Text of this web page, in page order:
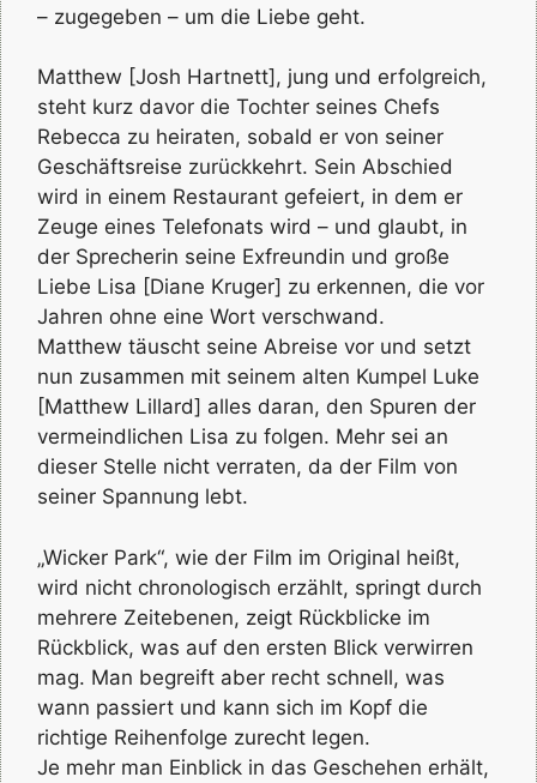
– zugegeben – um die Liebe geht.
Matthew [Josh Hartnett], jung und erfolgreich,
steht kurz davor die Tochter seines Chefs
Rebecca zu heiraten, sobald er von seiner
Geschäftsreise zurückkehrt. Sein Abschied
wird in einem Restaurant gefeiert, in dem er
Zeuge eines Telefonats wird – und glaubt, in
der Sprecherin seine Exfreundin und große
Liebe Lisa [Diane Kruger] zu erkennen, die vor
Jahren ohne eine Wort verschwand.
Matthew täuscht seine Abreise vor und setzt
nun zusammen mit seinem alten Kumpel Luke
[Matthew Lillard] alles daran, den Spuren der
vermeindlichen Lisa zu folgen. Mehr sei an
dieser Stelle nicht verraten, da der Film von
seiner Spannung lebt.
„Wicker Park“, wie der Film im Original heißt,
wird nicht chronologisch erzählt, springt durch
mehrere Zeitebenen, zeigt Rückblicke im
Rückblick, was auf den ersten Blick verwirren
mag. Man begreift aber recht schnell, was
wann passiert und kann sich im Kopf die
richtige Reihenfolge zurecht legen.
Je mehr man Einblick in das Geschehen erhält,